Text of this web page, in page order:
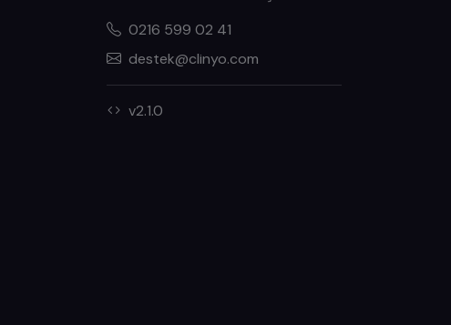
0216 599 02 41
destek@clinyo.com
v2.1.0